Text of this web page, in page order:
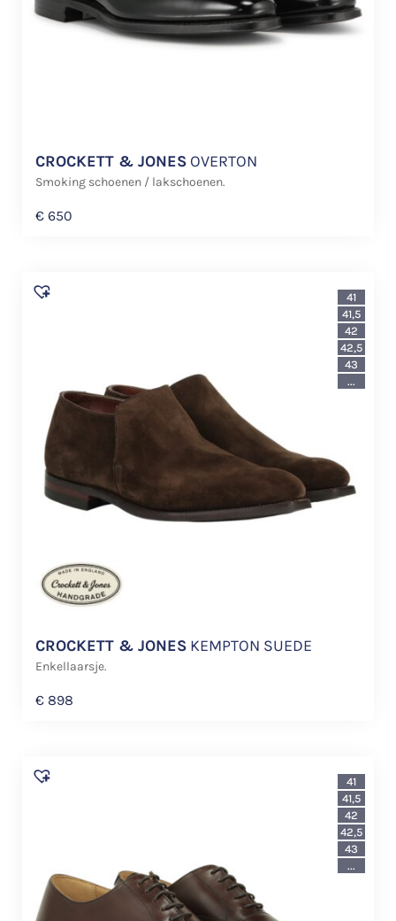
CROCKETT & JONES OVERTON
Smoking schoenen / lakschoenen.
€ 650
CROCKETT & JONES KEMPTON SUEDE
Enkellaarsje.
€ 898
41
41,5
42
42,5
43
...
41
41,5
42
42,5
43
...